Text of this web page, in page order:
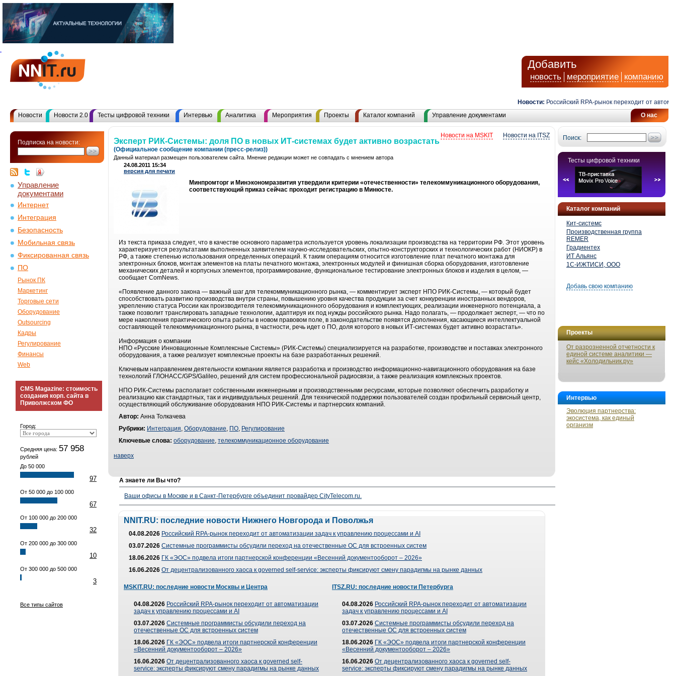
Добавить
новость мероприятие компанию
Новости: Российский RPA-рынок переходит от
О нас
Новости Новости 2.0 Тесты цифровой техники Интервью Аналитика Мероприятия Проекты Каталог компаний Управление документами
Подписка на новости:
Управление
документами
Интернет
Интеграция
Безопасность
Мобильная связь
Фиксированная связь
ПО
Рынок ПК
Маркетинг
Торговые сети
Оборудование
Outsourcing
Кадры
Регулирование
Финансы
Web
CMS Magazine: стоимость
создания корп. сайта в
Приволжском ФО
Город:
Средняя цена: 57 958
рублей
До 50 000
97
От 50 000 до 100 000
67
От 100 000 до 200 000
32
От 200 000 до 300 000
10
От 300 000 до 500 000
3
Все типы сайтов
Поиск:
Тесты цифровой техники
Каталог компаний
Кит-системс
Производственная группа
REMER
Градиентех
ИТ Альянс
1С-ИЖТИСИ, ООО
Добавь свою компанию
Проекты
От разрозненной отчетности к
единой системе аналитики —
кейс «Холодильник.ру»
Интервью
Эволюция партнерства:
экосистема, как единый
организм
Новости на ITSZ
Новости на MSKIT
Эксперт РИК-Системы: доля ПО в новых ИТ-системах будет активно возрастать
(Официальное сообщение компании (пресс-релиз))
Данный материал размещен пользователем сайта. Мнение редакции может не совпадать с мнением автора
24.08.2011 15:34
версия для печати
Минпромторг и Минэкономразвития утвердили критерии «отечественности» телекоммуникационного оборудования,
соответствующий приказ сейчас проходит регистрацию в Минюсте.
Из текста приказа следует, что в качестве основного параметра используется уровень локализации производства на территории РФ. Этот уровень
характеризуется результатами выполненных заявителем научно-исследовательских, опытно-конструкторских и технологических работ (НИОКР) в
РФ, а также степенью использования определенных операций. К таким операциям относится изготовление плат печатного монтажа для
электронных блоков, монтаж элементов на платы печатного монтажа, электронных модулей и финишная сборка оборудования, изготовление
механических деталей и корпусных элементов, программирование, функциональное тестирование электронных блоков и изделия в целом, —
сообщает ComNews.
«Появление данного закона — важный шаг для телекоммуникационного рынка, — комментирует эксперт НПО РИК-Системы, — который будет
способствовать развитию производства внутри страны, повышению уровня качества продукции за счет конкуренции иностранных вендоров,
укреплению статуса России как производителя телекоммуникационного оборудования и комплектующих, реализации инженерного потенциала, а
также позволит транслировать западные технологии, адаптируя их под нужды российского рынка. Надо полагать, — продолжает эксперт, — что по
мере накопления практического опыта работы в новом правовом поле, в законодательстве появятся дополнения, касающиеся интеллектуальной
составляющей телекоммуникационного рынка, в частности, речь идет о ПО, доля которого в новых ИТ-системах будет активно возрастать».
Информация о компании
НПО «Русские Инновационные Комплексные Системы» (РИК-Системы) специализируется на разработке, производстве и поставках электронного
оборудования, а также реализует комплексные проекты на базе разработанных решений.
Ключевым направлением деятельности компании является разработка и производство информационно-навигационного оборудования на базе
технологий ГЛОНАСС/GPS/Galileo, решений для систем профессиональной радиосвязи, а также реализация комплексных проектов.
НПО РИК-Системы располагает собственными инженерными и производственными ресурсами, которые позволяют обеспечить разработку и
реализацию как стандартных, так и индивидуальных решений. Для технической поддержки пользователей создан профильный сервисный центр,
осуществляющий обслуживание оборудования НПО РИК-Системы и партнерских компаний.
Автор: Анна Толкачева
Рубрики: Интеграция, Оборудование, ПО, Регулирование
Ключевые слова: оборудование, телекоммуникационное оборудование
наверх
А знаете ли Вы что?
Ваши офисы в Москве и в Санкт-Петербурге объединит провайдер CityTelecom.ru.
NNIT.RU: последние новости Нижнего Новгорода и Поволжья
04.08.2026 Российский RPA-рынок переходит от автоматизации задач к управлению процессами и AI
03.07.2026 Системные программисты обсудили переход на отечественные ОС для встроенных систем
18.06.2026 ГК «ЭОС» подвела итоги партнерской конференции «Весенний документооборот – 2026»
16.06.2026 От децентрализованного хаоса к governed self-service: эксперты фиксируют смену парадигмы на рынке данных
MSKIT.RU: последние новости Москвы и Центра
04.08.2026 Российский RPA-рынок переходит от автоматизации
задач к управлению процессами и AI
03.07.2026 Системные программисты обсудили переход на
отечественные ОС для встроенных систем
18.06.2026 ГК «ЭОС» подвела итоги партнерской конференции
«Весенний документооборот – 2026»
16.06.2026 От децентрализованного хаоса к governed self-
service: эксперты фиксируют смену парадигмы на рынке данных
ITSZ.RU: последние новости Петербурга
04.08.2026 Российский RPA-рынок переходит от автоматизации
задач к управлению процессами и AI
03.07.2026 Системные программисты обсудили переход на
отечественные ОС для встроенных систем
18.06.2026 ГК «ЭОС» подвела итоги партнерской конференции
«Весенний документооборот – 2026»
16.06.2026 От децентрализованного хаоса к governed self-
service: эксперты фиксируют смену парадигмы на рынке данных